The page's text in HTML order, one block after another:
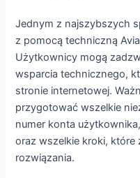
Jednym z najszybszych
z pomocą techniczną
Użytkownicy mogą
wsparcia technicznego,
stronie internetowej.
przygotować wszelkie
numer konta
oraz wszelkie kroki, które
rozwiązania.